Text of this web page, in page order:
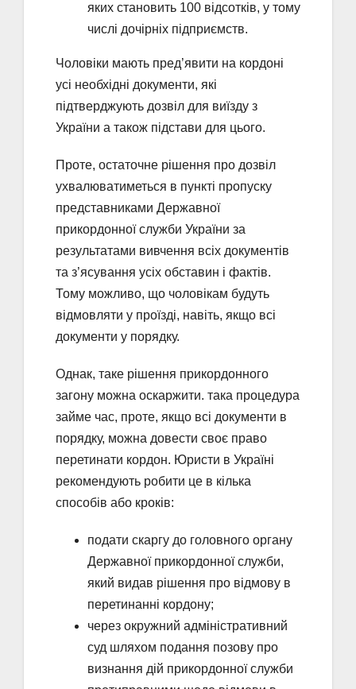
яких становить 100 відсотків, у тому
числі дочірніх підприємств.
Чоловіки мають пред’явити на кордоні
усі необхідні документи, які
підтверджують дозвіл для виїзду з
України а також підстави для цього.
Проте, остаточне рішення про дозвіл
ухвалюватиметься в пункті пропуску
представниками Державної
прикордонної служби України за
результатами вивчення всіх документів
та з’ясування усіх обставин і фактів.
Тому можливо, що чоловікам будуть
відмовляти у проїзді, навіть, якщо всі
документи у порядку.
Однак, таке рішення прикордонного
загону можна оскаржити. така процедура
займе час, проте, якщо всі документи в
порядку, можна довести своє право
перетинати кордон. Юристи в Україні
рекомендують робити це в кілька
способів або кроків:
подати скаргу до головного органу
Державної прикордонної служби,
який видав рішення про відмову в
перетинанні кордону;
через окружний адміністративний
суд шляхом подання позову про
визнання дій прикордонної служби